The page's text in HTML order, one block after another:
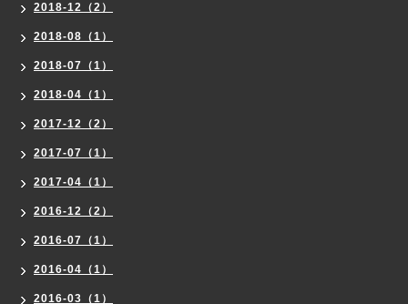
2018-12（2）
2018-08（1）
2018-07（1）
2018-04（1）
2017-12（2）
2017-07（1）
2017-04（1）
2016-12（2）
2016-07（1）
2016-04（1）
2016-03（1）